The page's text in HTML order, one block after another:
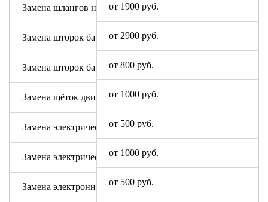
от 1900 руб.
от 2900 руб.
от 800 руб.
от 1000 руб.
от 500 руб.
от 1000 руб.
от 500 руб.
Замена шлангов налива и слива воды
Замена шторок барабана (для машин с вертикальной
Замена шторок барабана с разбором бака (для машин с
Замена щёток двигателя
Замена электрического модуля на новый
Замена электрического шнура
Замена электронного модуля